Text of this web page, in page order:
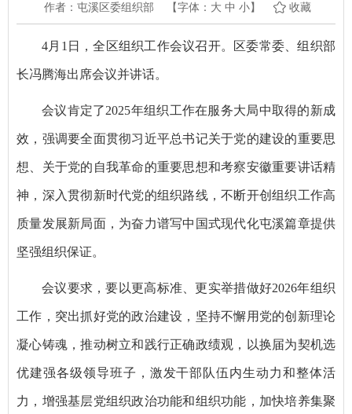
作者：屯溪区委组织部
【字体： 大 中 小】 收藏
4月1日，全区组织工作会议召开。区委常委、组织部
长冯腾海出席会议并讲话。
会议肯定了2025年组织工作在服务大局中取得的新成
效，强调要全面贯彻习近平总书记关于党的建设的重要思
想、关于党的自我革命的重要思想和考察安徽重要讲话精
神，深入贯彻新时代党的组织路线，不断开创组织工作高
质量发展新局面，为奋力谱写中国式现代化屯溪篇章提供
坚强组织保证。
会议要求，要以更高标准、更实举措做好2026年组织
工作，突出抓好党的政治建设，坚持不懈用党的创新理论
凝心铸魂，推动树立和践行正确政绩观，以换届为契机选
优建强各级领导班子，激发干部队伍内生动力和整体活
力，增强基层党组织政治功能和组织功能，加快培养集聚